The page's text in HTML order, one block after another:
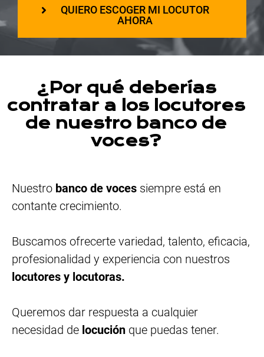
QUIERO ESCOGER MI LOCUTOR
AHORA
¿Por qué deberías
contratar a los locutores
de nuestro banco de
voces?
Nuestro banco de voces siempre está en
contante crecimiento.
Buscamos ofrecerte variedad, talento, eficacia,
profesionalidad y experiencia con nuestros
locutores y locutoras.
Queremos dar respuesta a cualquier
necesidad de locución que puedas tener.